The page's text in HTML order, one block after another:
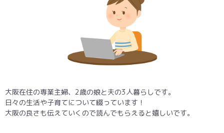
大阪在住の専業主婦、2歳の娘と夫の3人暮らしです。
日々の生活や子育てについて綴っています！
大阪の良さも伝えていくので読んでもらえると嬉しいです。